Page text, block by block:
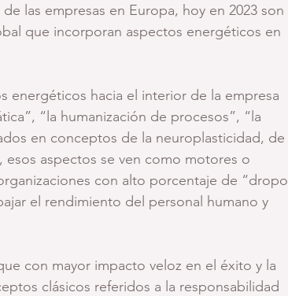
las empresas en Europa, hoy en 2023 son
que incorporan aspectos energéticos en
energéticos hacia el interior de la empresa
“la humanización de procesos”, “la
en conceptos de la neuroplasticidad, de
aspectos se ven como motores o
con alto porcentaje de “dropo
el rendimiento del personal humano y
con mayor impacto veloz en el éxito y la
clásicos referidos a la responsabilidad